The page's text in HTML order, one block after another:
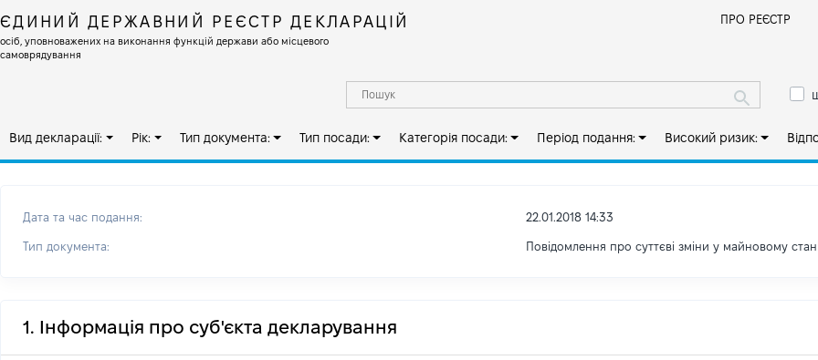
ЄДИНИЙ ДЕРЖАВНИЙ РЕЄСТР ДЕКЛАРАЦІЙ
осіб, уповноважених на виконання функцій держави або місцевого
самоврядування
ПРО РЕЄСТР
Вид декларації: Рік: Тип документа: Тип посади: Категорія посади: Період подання: Високий ризик:
Дата та час подання: 22.01.2018 14:33
Тип документа: Повідомлення про суттєві зміни y майновому
1. Інформація про суб'єкта декларування